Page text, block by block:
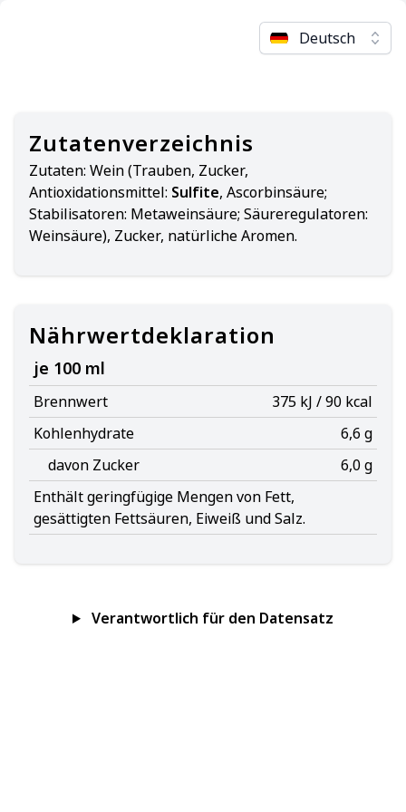
Deutsch
Zutatenverzeichnis
Zutaten: Wein (Trauben, Zucker,
Antioxidationsmittel: Sulfite, Ascorbinsäure;
Stabilisatoren: Metaweinsäure; Säureregulatoren:
Weinsäure), Zucker, natürliche Aromen.
Nährwertdeklaration
je 100 ml
Brennwert
375 kJ / 90 kcal
Kohlenhydrate
6,6 g
davon Zucker
6,0 g
Enthält geringfügige Mengen von Fett,
gesättigten Fettsäuren, Eiweiß und Salz.
Verantwortlich für den Datensatz